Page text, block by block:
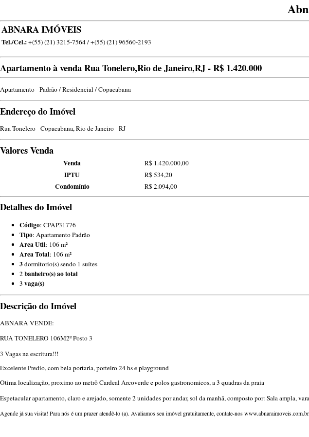
ABNARA IMÓVEIS
Tel./Cel.:+(55) (21) 3215-7564 / +(55) (21) 96560-2193
Apartamento à venda Rua Tonelero,Rio de Janeiro,RJ - R$ 1.420.000
Apartamento - Padrão / Residencial / Copacabana
Endereço do Imóvel
Rua Tonelero - Copacabana, Rio de Janeiro - RJ
Valores Venda
Venda R$ 1.420.000,00
IPTU R$ 534,20
Condomínio R$ 2.094,00
Detalhes do Imóvel
Código: CPAP31776
Tipo: Apartamento Padrão
Area Util: 106 m²
Area Total: 106 m²
3dormitorio(s) sendo 1 suítes
2banheiro(s) ao total
3 vaga(s)
Descrição do Imóvel
ABNARA VENDE:
RUA TONELERO 106M2º Posto 3
3 Vagas na escritura!!!
Excelente Predio, com bela portaria, porteiro 24 hs e playground
Otima localização, proximo ao metrô Cardeal Arcoverde e polos gastronomicos, a 3 quadras da praia
Espetacular apartamento, claro e arejado, somente 2 unidades por andar, sol da manhã, composto por: Sala ampla,
Agende já sua visita! Para nós é um prazer atendê-lo (a). Avaliamos seu imóvel gratuitamente, contate-nos www.abnaraimoveis.com.br.